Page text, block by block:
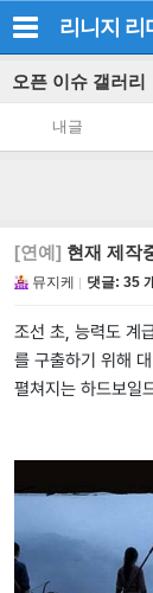
리니지 리
오픈 이슈 갤러리
내글
[연예] 현재 제작
뮤지케 댓글: 35
조선 초, 능력도 계
를 구출하기 위해
펼쳐지는 하드보일